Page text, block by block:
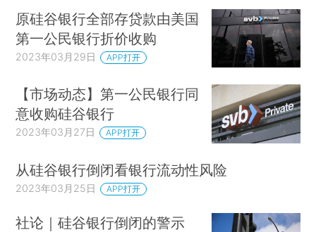
原硅谷银行全部存贷款由美国
第一公民银行折价收购
2023年03月29日 APP打开
【市场动态】第一公民银行同
意收购硅谷银行
2023年03月27日 APP打开
从硅谷银行倒闭看银行流动性风险
2023年03月25日 APP打开
社论｜硅谷银行倒闭的警示